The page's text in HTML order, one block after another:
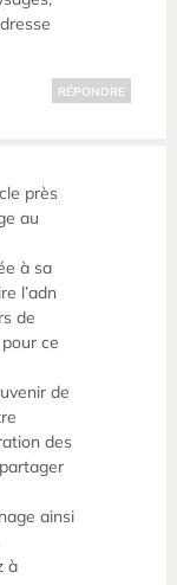
RÉPONDRE
près
au
à sa
l’adn
de
ce
de
des
ainsi
à